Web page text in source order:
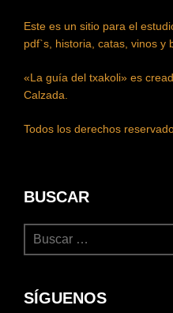
Este es un sitio para el
pdf`s, historia, catas, vinos y
«La guía del txakoli» es
Calzada.
Todos los derechos
BUSCAR
Buscar:
SÍGUENOS